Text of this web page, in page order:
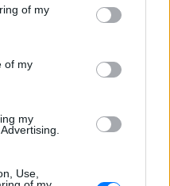
of my
of my
my
Use,
να οδηγείται με τη βία